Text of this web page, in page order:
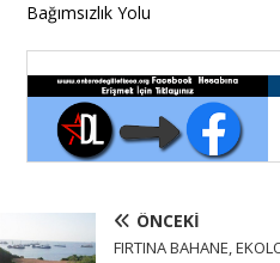
Bağımsızlık Yolu
ÖNCEKI
FIRTINA BAHANE,